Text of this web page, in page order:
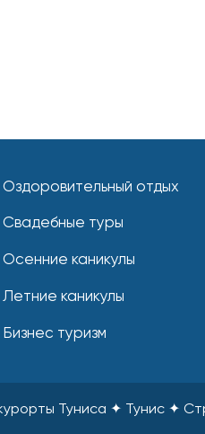
Оздоровительный отдых
Свадебные туры
Осенние каникулы
Летние каникулы
Бизнес туризм
Туниса ✦ Тунис ✦